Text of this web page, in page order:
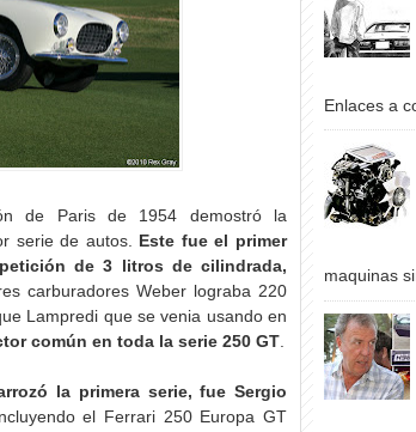
de Paris de 1954 demostró la
serie de autos. Este fue el primer
de 3 litros de cilindrada,
carburadores Weber lograba 220
Lampredi que se venia usando en
común en toda la serie 250 GT.
la primera serie, fue Sergio
el Ferrari 250 Europa GT
Enlaces a
maquinas